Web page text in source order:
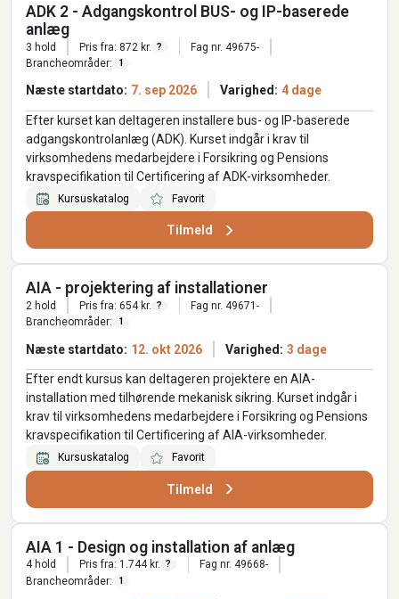
ADK 2 - Adgangskontrol BUS- og IP-baserede
anlæg
3 hold Pris fra: 872 kr. ?
Fag nr. 49675-
Brancheområder:
1
Næste startdato: 7. sep 2026 Varighed: 4 dage
Efter kurset kan deltageren installere bus- og IP-baserede
adgangskontrolanlæg (ADK). Kurset indgår i krav til
virksomhedens medarbejdere i Forsikring og Pensions
kravspecifikation til Certificering af ADK-virksomheder.
Kursuskatalog Favorit
Tilmeld
AIA - projektering af installationer
2 hold Pris fra: 654 kr. ?
Fag nr. 49671-
Brancheområder:
1
Næste startdato: 12. okt 2026 Varighed: 3 dage
Efter endt kursus kan deltageren projektere en AIA-
installation med tilhørende mekanisk sikring. Kurset indgår i
krav til virksomhedens medarbejdere i Forsikring og Pensions
kravspecifikation til Certificering af AIA-virksomheder.
Kursuskatalog Favorit
Tilmeld
AIA 1 - Design og installation af anlæg
4 hold Pris fra: 1.744 kr. ?
Fag nr. 49668-
Brancheområder:
1